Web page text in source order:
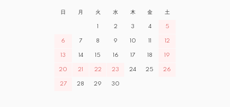
日 月 火 水 木 金 土
1 2 3 4 5
6 7 8 9 10 11 12
13 14 15 16 17 18 19
20 21 22 23 24 25 26
27 28 29 30